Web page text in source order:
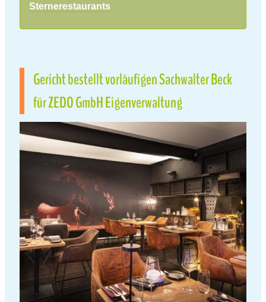
Sternerestaurants
Gericht bestellt vorläufigen Sachwalter Beck
für ZEDO GmbH Eigenverwaltung